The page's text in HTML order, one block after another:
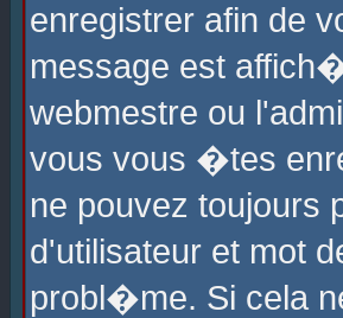
enregistrer afin de
message est
webmestre ou
vous vous �tes
ne pouvez
d'utilisateur et mot
probl�me. Si cela